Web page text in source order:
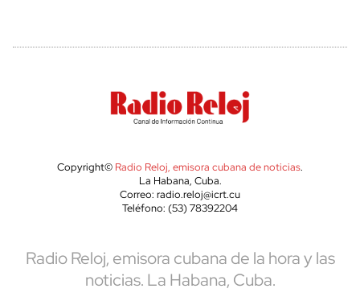
Copyright© Radio Reloj, emisora cubana de noticias.
La Habana, Cuba.
Correo: radio.reloj@icrt.cu
Teléfono: (53) 78392204
Radio Reloj, emisora cubana de la hora y las
noticias. La Habana, Cuba.